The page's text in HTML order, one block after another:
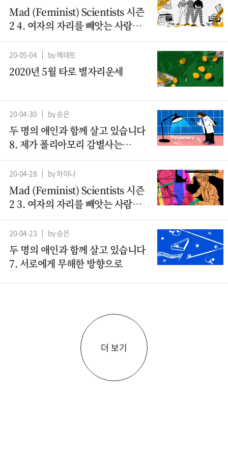
Mad (Feminist) Scientists 시즌
2 4. 여자의 자리를 빼앗는 사람들
– 컴퓨터과학 (2)
20-05-04 by 헤테트
2020년 5월 타로 별자리운세
20-04-30 by 승은
두 명의 애인과 함께 살고 있습니다
8. 제가 폴리아모리 감별사는
아니지만요
20-04-28 by 하미나
Mad (Feminist) Scientists 시즌
2 3. 여자의 자리를 빼앗는 사람들 -
컴퓨터과학(1)
20-04-23 by 승은
두 명의 애인과 함께 살고 있습니다
7. 서로에게 무해한 방향으로
더 보기